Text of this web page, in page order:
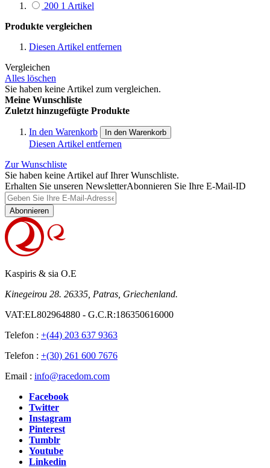
200 1 Artikel
Produkte vergleichen
Diesen Artikel entfernen
Vergleichen
Alles löschen
Sie haben keine Artikel zum vergleichen.
Meine Wunschliste
Zuletzt hinzugefügte Produkte
In den Warenkorb In den Warenkorb
Diesen Artikel entfernen
Zur Wunschliste
Sie haben keine Artikel auf Ihrer Wunschliste.
Erhalten Sie unseren NewsletterAbonnieren Sie Ihre E-Mail-ID
Abonnieren
Kaspiris & sia O.E
Kinegeirou 28. 26335, Patras, Griechenland.
VAT:EL802964880 - G.C.R:186350616000
Telefon : +(44) 203 637 9363
Telefon : +(30) 261 600 7676
Email : info@racedom.com
Facebook
Twitter
Instagram
Pinterest
Tumblr
Youtube
Linkedin